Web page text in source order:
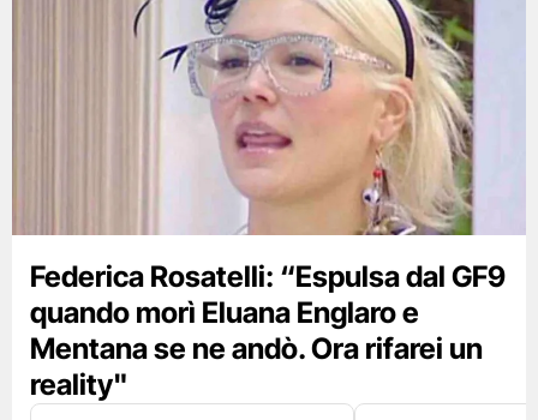
Federica Rosatelli: “Espulsa dal GF9
quando morì Eluana Englaro e
Mentana se ne andò. Ora rifarei un
reality"